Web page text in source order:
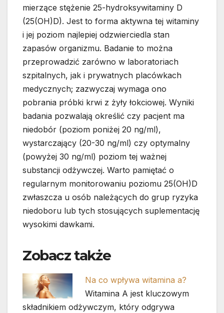
mierzące stężenie 25-hydroksywitaminy D
(25(OH)D). Jest to forma aktywna tej witaminy
i jej poziom najlepiej odzwierciedla stan
zapasów organizmu. Badanie to można
przeprowadzić zarówno w laboratoriach
szpitalnych, jak i prywatnych placówkach
medycznych; zazwyczaj wymaga ono
pobrania próbki krwi z żyły łokciowej. Wyniki
badania pozwalają określić czy pacjent ma
niedobór (poziom poniżej 20 ng/ml),
wystarczający (20-30 ng/ml) czy optymalny
(powyżej 30 ng/ml) poziom tej ważnej
substancji odżywczej. Warto pamiętać o
regularnym monitorowaniu poziomu 25(OH)D
zwłaszcza u osób należących do grup ryzyka
niedoboru lub tych stosujących suplementację
wysokimi dawkami.
Zobacz także
Na co wpływa witamina a?
Witamina A jest kluczowym
składnikiem odżywczym, który odgrywa